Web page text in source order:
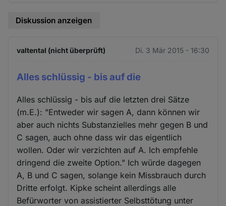
Diskussion anzeigen
valtental (nicht überprüft) Di. 3 Mär 2015 - 16:30
Alles schlüssig - bis auf die
Alles schlüssig - bis auf die letzten drei Sätze
(m.E.): "Entweder wir sagen A, dann können wir
aber auch nichts Substanzielles mehr gegen B und
C sagen, auch ohne dass wir das eigentlich
wollen. Oder wir verzichten auf A. Ich empfehle
dringend die zweite Option." Ich würde dagegen
A, B und C sagen, solange kein Missbrauch durch
Dritte erfolgt. Kipke scheint allerdings alle
Befürworter von assistierter Selbsttötung unter